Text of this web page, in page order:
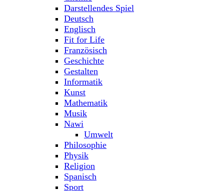
Darstellendes Spiel
Deutsch
Englisch
Fit for Life
Französisch
Geschichte
Gestalten
Informatik
Kunst
Mathematik
Musik
Nawi
Umwelt
Philosophie
Physik
Religion
Spanisch
Sport